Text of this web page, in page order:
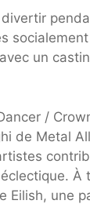
un
/
de Metal
À
Eilish, une